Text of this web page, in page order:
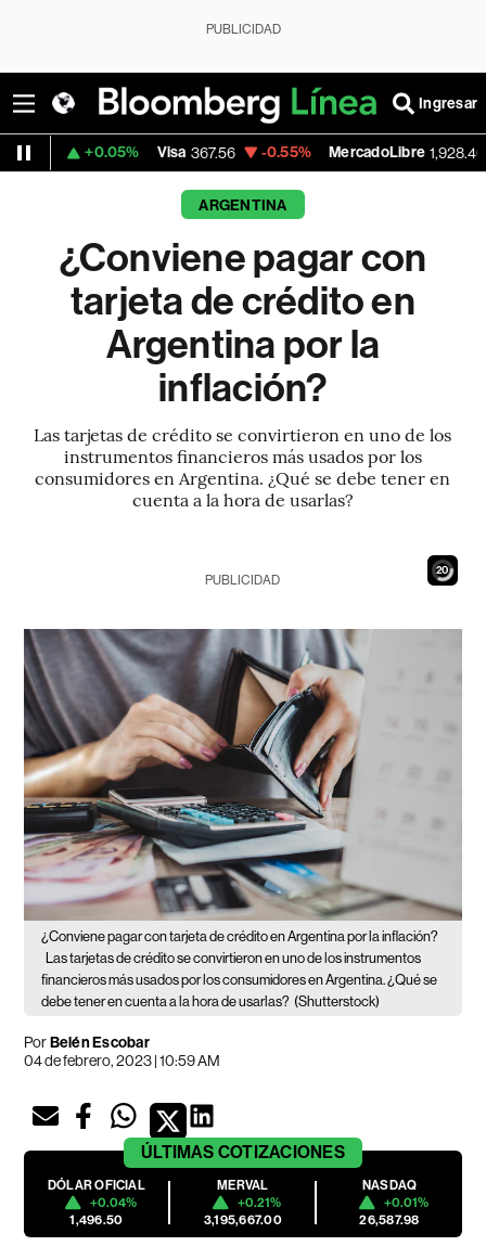
PUBLICIDAD
Ingresar
Visa 367.56 -0.55% MercadoLibre 1,928.46 +2.03%
ARGENTINA
¿Conviene pagar con
tarjeta de crédito en
Argentina por la
inflación?
Las tarjetas de crédito se convirtieron en uno de los
instrumentos financieros más usados por los
consumidores en Argentina. ¿Qué se debe tener en
cuenta a la hora de usarlas?
18
PUBLICIDAD
¿Conviene pagar con tarjeta de crédito en Argentina por la inflación?
Las tarjetas de crédito se convirtieron en uno de los instrumentos
financieros más usados por los consumidores en Argentina. ¿Qué se
debe tener en cuenta a la hora de usarlas? (Shutterstock)
PorBelén Escobar
04 de febrero, 2023 | 10:59 AM
ÚLTIMAS COTIZACIONES
DÓLAR OFICIAL
+0.04%
1,496.50
MERVAL
+0.21%
3,195,667.00
NASDAQ
+0.01%
26,587.98